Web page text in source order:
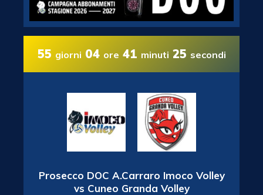
55 giorni 04 ore 41 minuti 24 secondi
Prosecco DOC A.Carraro Imoco Volley
vs Cuneo Granda Volley